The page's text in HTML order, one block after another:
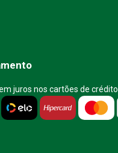
juros nos cartões de crédito